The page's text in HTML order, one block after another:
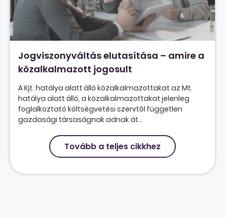
Jogviszonyváltás elutasítása – amire a
közalkalmazott jogosult
A Kjt. hatálya alatt álló közalkalmazottakat az Mt.
hatálya alatt álló, a közalkalmazottakat jelenleg
foglalkoztató költségvetési szervtől független
gazdasági társaságnak adnak át...
Tovább a teljes cikkhez